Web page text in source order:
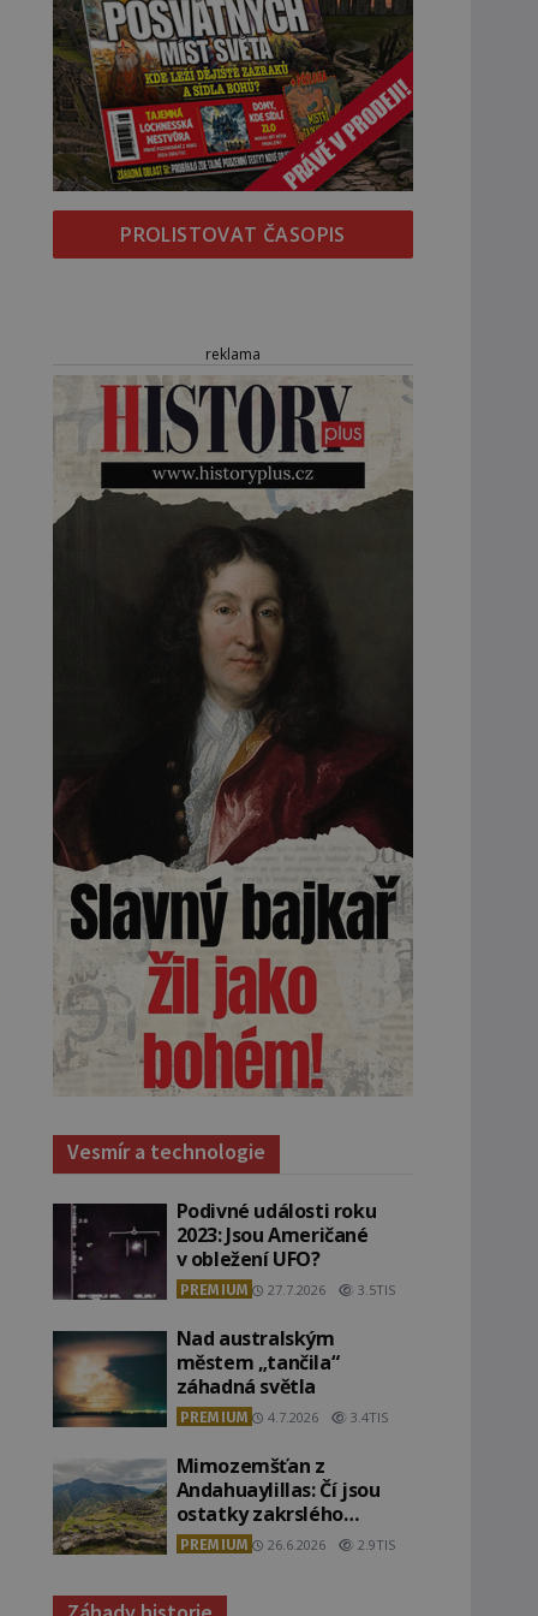
PROLISTOVAT ČASOPIS
reklama
Vesmír a technologie
Podivné události roku
2023: Jsou Američané
v obležení UFO?
PREMIUM 27.7.2026 3.5TIS
Nad australským
městem „tančila“
záhadná světla
PREMIUM 4.7.2026 3.4TIS
Mimozemšťan z
Andahuaylillas: Čí jsou
ostatky zakrslého
stvoření s ohromnou
lebkou?
PREMIUM 26.6.2026 2.9TIS